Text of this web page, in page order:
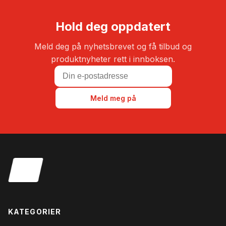
Hold deg oppdatert
Meld deg på nyhetsbrevet og få tilbud og
produktnyheter rett i innboksen.
Meld meg på
KATEGORIER